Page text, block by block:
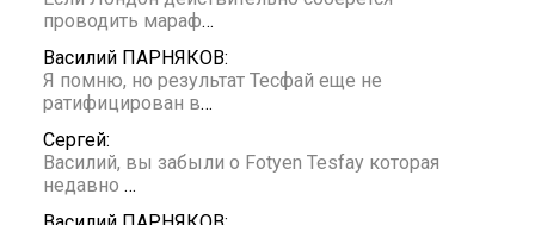
проводить мараф…
Василий ПАРНЯКОВ:
Я помню, но результат Тесфай еще не
ратифицирован в…
Сергей:
Василий, вы забыли о Fotyen Tesfay которая
недавно …